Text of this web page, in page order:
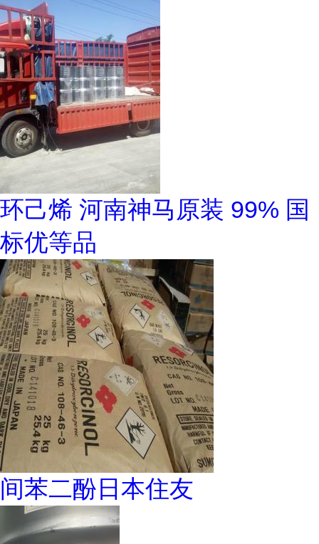
环己烯 河南神马原装 99% 国
标优等品
间苯二酚日本住友